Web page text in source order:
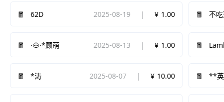
62D 2025-08-19 1.00 不
·🐽·*顾萌 2025-08-13 1.00
*涛 2025-08-07 10.00 **英